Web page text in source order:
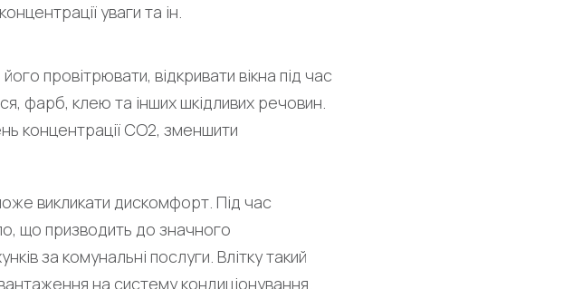
уваги та ін.
провітрювати, відкривати вікна під час
фарб, клею та інших шкідливих речовин.
концентрації СО2, зменшити
викликати дискомфорт. Під час
що призводить до значного
за комунальні послуги. Влітку такий
на систему кондиціонування.